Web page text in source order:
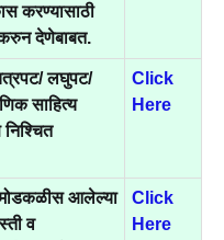
करण्यासाठी
देणेबाबत.
लघुपट/
साहित्य
निश्चित
Click
Here
मोडकळीस आलेल्या
व
Click
Here